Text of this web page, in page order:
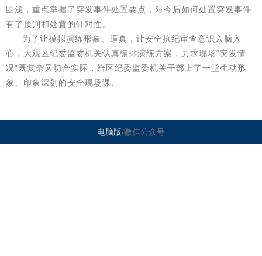
匪浅，重点掌握了突发事件处置要点，对今后如何处置突发事件
有了预判和处置的针对性。
为了让模拟演练形象、逼真，让安全执纪审查意识入脑入
心，大观区纪委监委机关认真编排演练方案，力求现场“突发情
况”既复杂又切合实际，给区纪委监委机关干部上了一堂生动形
象、印象深刻的安全现场课。
电脑版/微信公众号